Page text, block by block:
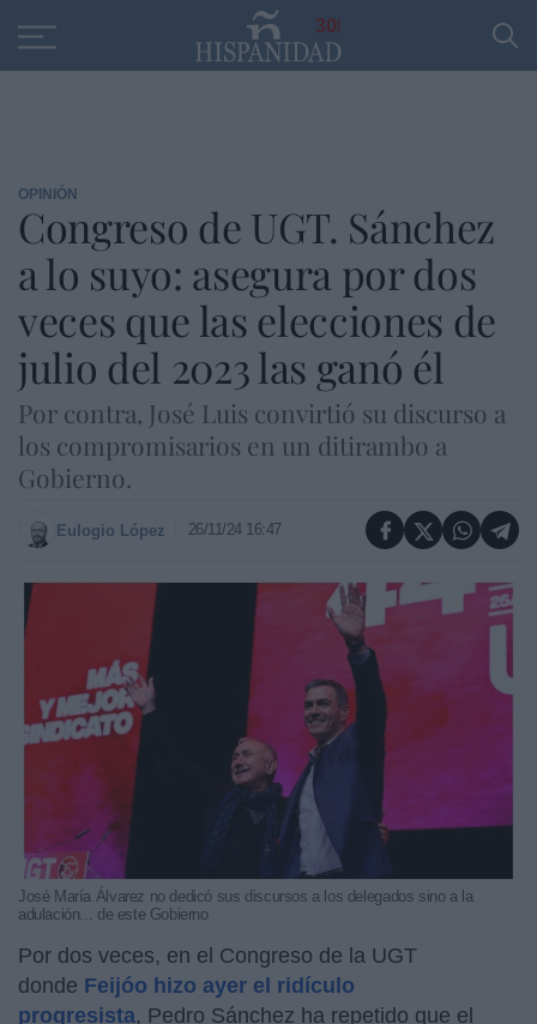
30
OPINIÓN
Congreso de UGT. Sánchez
a lo suyo: asegura por dos
veces que las elecciones de
julio del 2023 las ganó él
Por contra, José Luis convirtió su discurso a
los compromisarios en un ditirambo a
Gobierno.
Eulogio López 26/11/24 16:47
José María Álvarez no dedicó sus discursos a los delegados sino a la
adulación... de este Gobierno
Por dos veces, en el Congreso de la UGT
donde Feijóo hizo ayer el ridículo
progresista, Pedro Sánchez ha repetido que el